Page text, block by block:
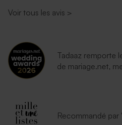
Voir tous les avis >
Tadaaz remporte
de mariage.net,
Recommandé par